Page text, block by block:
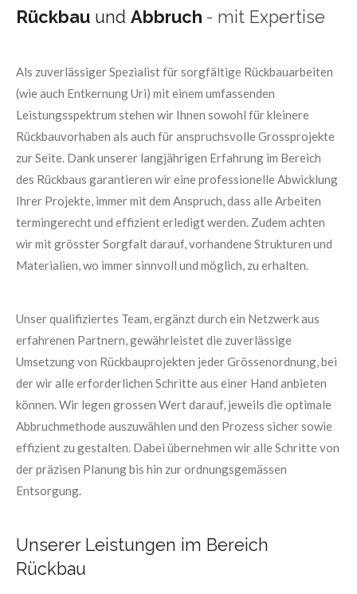
Rückbau und Abbruch - mit Expertise
Als zuverlässiger Spezialist für sorgfältige Rückbauarbeiten
(wie auch Entkernung Uri) mit einem umfassenden
Leistungsspektrum stehen wir Ihnen sowohl für kleinere
Rückbauvorhaben als auch für anspruchsvolle Grossprojekte
zur Seite. Dank unserer langjährigen Erfahrung im Bereich
des Rückbaus garantieren wir eine professionelle Abwicklung
Ihrer Projekte, immer mit dem Anspruch, dass alle Arbeiten
termingerecht und effizient erledigt werden. Zudem achten
wir mit grösster Sorgfalt darauf, vorhandene Strukturen und
Materialien, wo immer sinnvoll und möglich, zu erhalten.
Unser qualifiziertes Team, ergänzt durch ein Netzwerk aus
erfahrenen Partnern, gewährleistet die zuverlässige
Umsetzung von Rückbauprojekten jeder Grössenordnung, bei
der wir alle erforderlichen Schritte aus einer Hand anbieten
können. Wir legen grossen Wert darauf, jeweils die optimale
Abbruchmethode auszuwählen und den Prozess sicher sowie
effizient zu gestalten. Dabei übernehmen wir alle Schritte von
der präzisen Planung bis hin zur ordnungsgemässen
Entsorgung.
Unserer Leistungen im Bereich
Rückbau